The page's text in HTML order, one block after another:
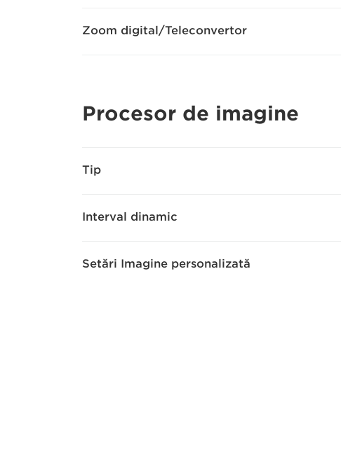
Zoom digital/Teleconvertor
Procesor de imagine
Tip
Interval dinamic
Setări Imagine personalizată